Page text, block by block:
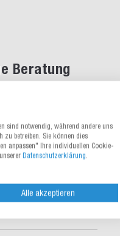
Beratung
sind notwendig, während andere uns
zu betreiben. Sie können dies
anpassen" Ihre individuellen Cookie-
Datenschutzerklärung.
Alle akzeptieren